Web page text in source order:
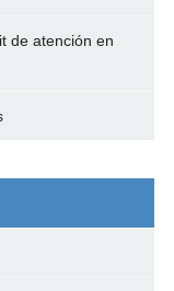
de atención en